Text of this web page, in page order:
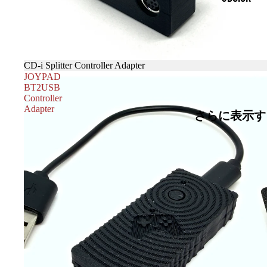
さらに表示
売り切れ
CD-i Splitter Controller Adapter
JOYPAD
BT2USB
Controller
Adapter